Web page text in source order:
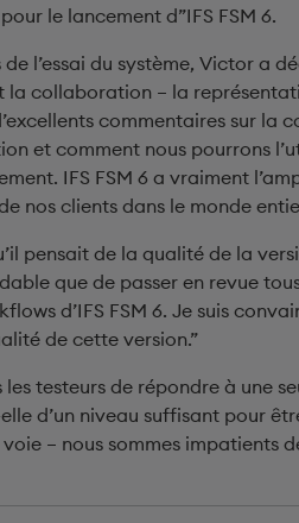
le lancement d”IFS FSM 6.
l’essai du système, Victor a
la collaboration – la
commentaires sur la
et comment nous pourrons
IFS FSM 6 a vraiment
nos clients dans le monde
pensait de la qualité de la
que de passer en revue
d’IFS FSM 6. Je suis
de cette version.”
testeurs de répondre à une
d’un niveau suffisant pour
– nous sommes impatients